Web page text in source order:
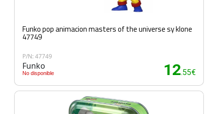
Funko pop animacion masters of the universe sy klone
47749
P/N: 47749
Funko
No disponible 12.55€